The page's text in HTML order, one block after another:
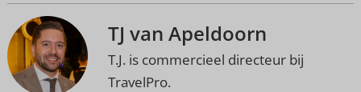
TJ van Apeldoorn
T.J. is commercieel directeur bij
TravelPro.